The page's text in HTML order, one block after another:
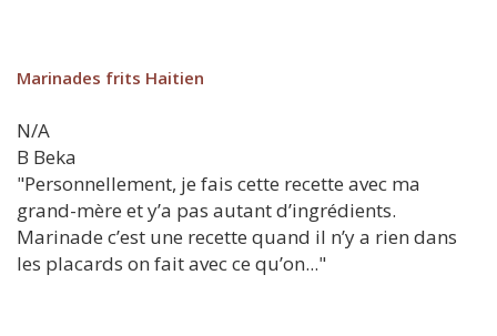
Marinades frits Haitien
N/A
B Beka
"Personnellement, je fais cette recette avec ma
grand-mère et y’a pas autant d’ingrédients.
Marinade c’est une recette quand il n’y a rien dans
les placards on fait avec ce qu’on..."